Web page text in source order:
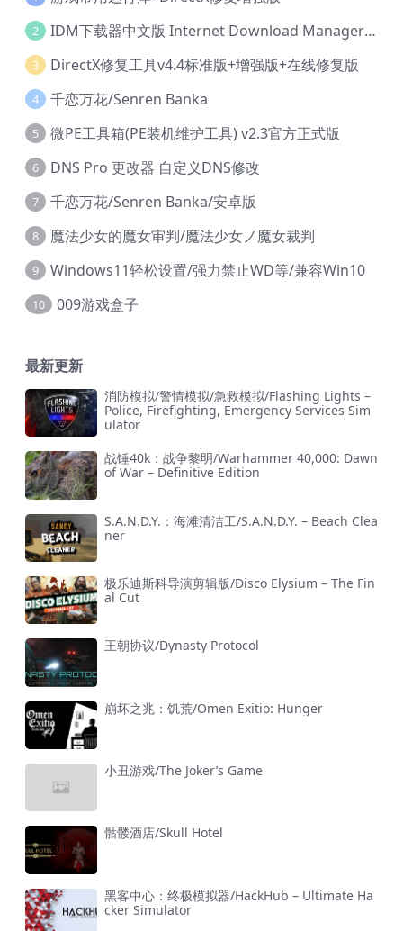
2 IDM下载器中文版 Internet Download Manager v6.42.36 IDM
3 DirectX修复工具v4.4标准版+增强版+在线修复版
4 千恋万花/Senren Banka
5 微PE工具箱(PE装机维护工具) v2.3官方正式版
6 DNS Pro 更改器 自定义DNS修改
7 千恋万花/Senren Banka/安卓版
8 魔法少女的魔女审判/魔法少女ノ魔女裁判
9 Windows11轻松设置/强力禁止WD等/兼容Win10
10 009游戏盒子
最新更新
消防模拟/警情模拟/急救模拟/Flashing Lights –
Police, Firefighting, Emergency Services Sim
ulator
战锤40k：战争黎明/Warhammer 40,000: Dawn
of War – Definitive Edition
S.A.N.D.Y.：海滩清洁工/S.A.N.D.Y. – Beach Clea
ner
极乐迪斯科导演剪辑版/Disco Elysium – The Fin
al Cut
王朝协议/Dynasty Protocol
崩坏之兆：饥荒/Omen Exitio: Hunger
小丑游戏/The Joker’s Game
骷髅酒店/Skull Hotel
黑客中心：终极模拟器/HackHub – Ultimate Ha
cker Simulator